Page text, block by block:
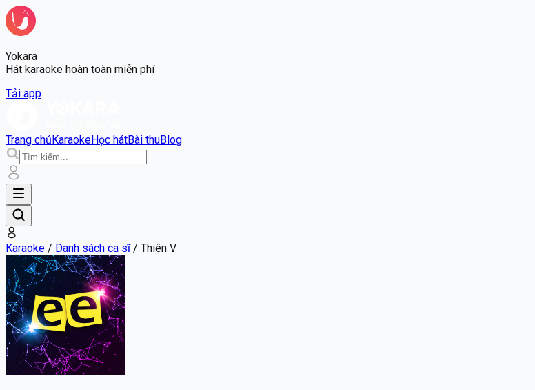
Yokara
Hát karaoke hoàn toàn miễn phí
Tải app
Trang chủKaraokeHọc hátBài thuBlog
Karaoke / Danh sách ca sĩ/ Thiên V